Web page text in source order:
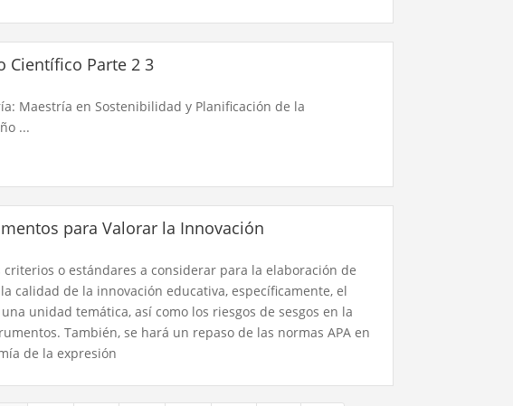
Científico Parte 2 3
Maestría en Sostenibilidad y Planificación de la
...
para Valorar la Innovación
criterios o estándares a considerar para la elaboración de
calidad de la innovación educativa, específicamente, el
unidad temática, así como los riesgos de sesgos en la
También, se hará un repaso de las normas APA en
de la expresión